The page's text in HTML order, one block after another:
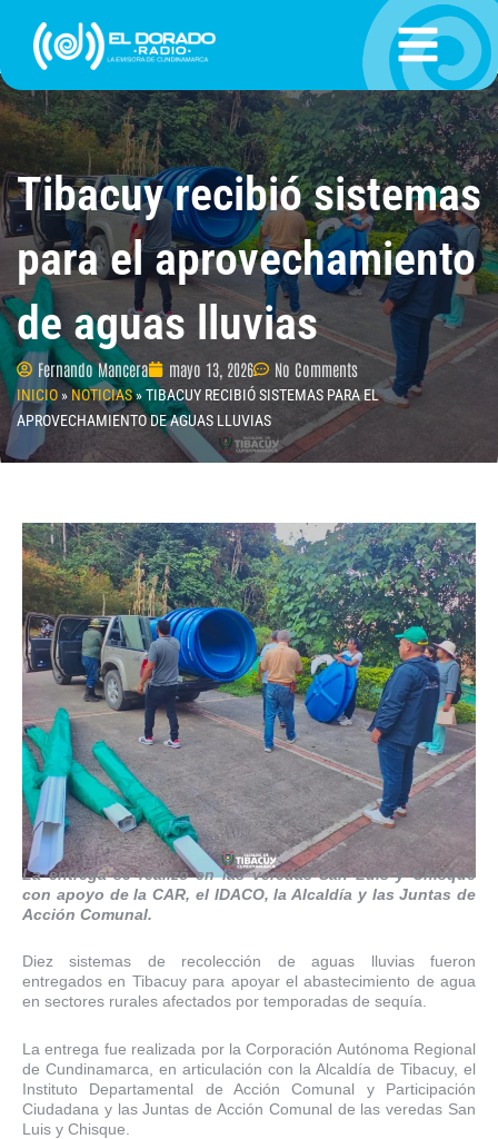
contenido
Tibacuy recibió sistemas
para el aprovechamiento
de aguas lluvias
Fernando Mancera mayo 13, 2026 No Comments
INICIO » NOTICIAS»TIBACUY RECIBIÓ SISTEMAS PARA EL
APROVECHAMIENTO DE AGUAS LLUVIAS
La entrega se realizó en las veredas San Luis y Chisque
con apoyo de la CAR, el IDACO, la Alcaldía y las Juntas de
Acción Comunal.
Diez sistemas de recolección de aguas lluvias fueron
entregados en Tibacuy para apoyar el abastecimiento de agua
en sectores rurales afectados por temporadas de sequía.
La entrega fue realizada por la Corporación Autónoma Regional
de Cundinamarca, en articulación con la Alcaldía de Tibacuy, el
Instituto Departamental de Acción Comunal y Participación
Ciudadana y las Juntas de Acción Comunal de las veredas San
Luis y Chisque.